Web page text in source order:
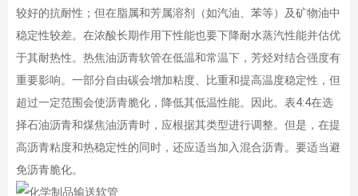
较好的抗耐性；但在脂属和芳属溶剂（如汽油、苯等）及矿物油中
稳定性较差。在浓酸长期作用下性能也要下降耐水蒸汽性能并估优
于其耐热性。热焦油沥青软管在低温和常温下，芳烃对结合强度有
重要影响。一部分自由碳会增加粘度、比重和提高温度稳定性，但
超过一定范围会使沥青脆化，降低其低温性能。因此。表4:4在选
择石油沥青和煤焦油沥青时，应根据其类型进行调整。但是，在提
高沥青粘度和热稳定性的同时，还应适当加入混合沥青。要适当避
免沥青脆化。